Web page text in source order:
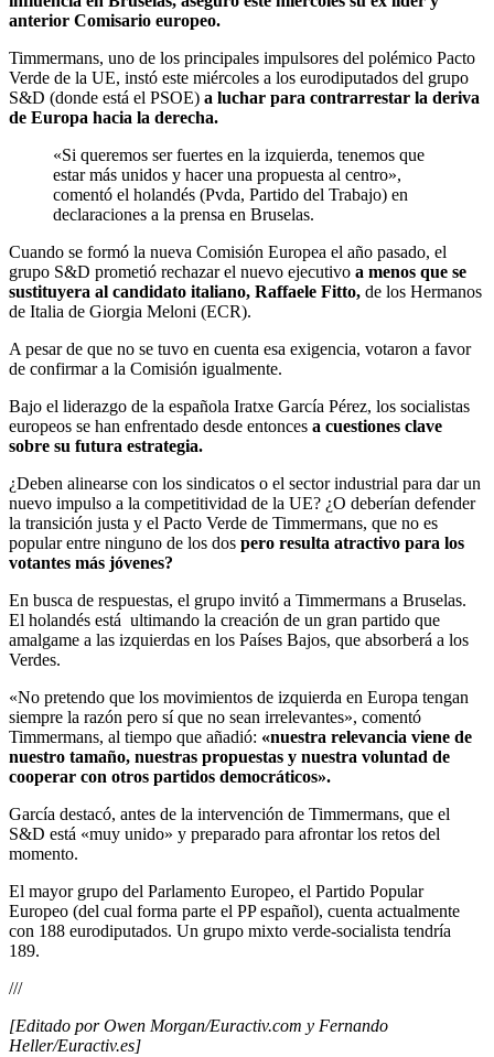
anterior Comisario europeo.
Timmermans, uno de los principales impulsores del polémico Pacto
Verde de la UE, instó este miércoles a los eurodiputados del grupo
S&D (donde está el PSOE) a luchar para contrarrestar la deriva
de Europa hacia la derecha.
«Si queremos ser fuertes en la izquierda, tenemos que
estar más unidos y hacer una propuesta al centro»,
comentó el holandés (Pvda, Partido del Trabajo) en
declaraciones a la prensa en Bruselas.
Cuando se formó la nueva Comisión Europea el año pasado, el
grupo S&D prometió rechazar el nuevo ejecutivo a menos que se
sustituyera al candidato italiano, Raffaele Fitto, de los Hermanos
de Italia de Giorgia Meloni (ECR).
A pesar de que no se tuvo en cuenta esa exigencia, votaron a favor
de confirmar a la Comisión igualmente.
Bajo el liderazgo de la española Iratxe García Pérez, los socialistas
europeos se han enfrentado desde entonces a cuestiones clave
sobre su futura estrategia.
¿Deben alinearse con los sindicatos o el sector industrial para dar un
nuevo impulso a la competitividad de la UE? ¿O deberían defender
la transición justa y el Pacto Verde de Timmermans, que no es
popular entre ninguno de los dos pero resulta atractivo para los
votantes más jóvenes?
En busca de respuestas, el grupo invitó a Timmermans a Bruselas.
El holandés está ultimando la creación de un gran partido que
amalgame a las izquierdas en los Países Bajos, que absorberá a los
Verdes.
«No pretendo que los movimientos de izquierda en Europa tengan
siempre la razón pero sí que no sean irrelevantes», comentó
Timmermans, al tiempo que añadió: «nuestra relevancia viene de
nuestro tamaño, nuestras propuestas y nuestra voluntad de
cooperar con otros partidos democráticos».
García destacó, antes de la intervención de Timmermans, que el
S&D está «muy unido» y preparado para afrontar los retos del
momento.
El mayor grupo del Parlamento Europeo, el Partido Popular
Europeo (del cual forma parte el PP español), cuenta actualmente
con 188 eurodiputados. Un grupo mixto verde-socialista tendría
189.
///
[Editado por Owen Morgan/Euractiv.com y Fernando
Heller/Euractiv.es]